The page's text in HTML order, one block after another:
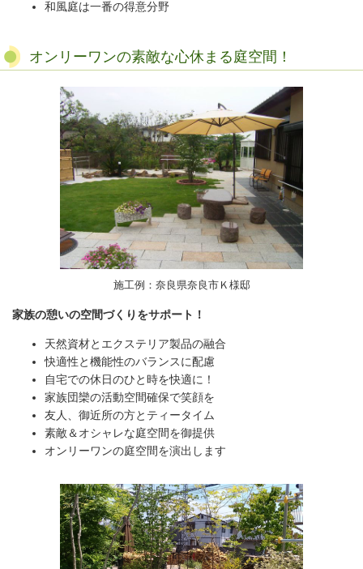
和風庭は一番の得意分野
オンリーワンの素敵な心休まる庭空間！
施工例：奈良県奈良市Ｋ様邸
家族の憩いの空間づくりをサポート！
天然資材とエクステリア製品の融合
快適性と機能性のバランスに配慮
自宅での休日のひと時を快適に！
家族団欒の活動空間確保で笑顔を
友人、御近所の方とティータイム
素敵＆オシャレな庭空間を御提供
オンリーワンの庭空間を演出します